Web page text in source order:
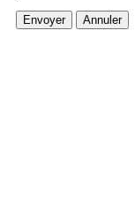
Envoyer Annuler